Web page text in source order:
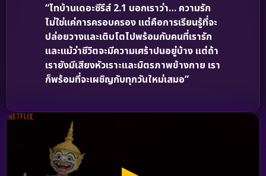
“ไทบ้านเดอะซีรีส์ 2.1 บอกเราว่า… ความรัก
ไม่ใช่แค่การครอบครอง แต่คือการเรียนรู้ที่จะ
ปล่อยวางและเติบโตไปพร้อมกับคนที่เรารัก
และแม้ว่าชีวิตจะมีความเศร้าปนอยู่บ้าง แต่ถ้า
เรายังมีเสียงหัวเราะและมิตรภาพข้างกาย เรา
ก็พร้อมที่จะเผชิญกับทุกวันใหม่เสมอ”